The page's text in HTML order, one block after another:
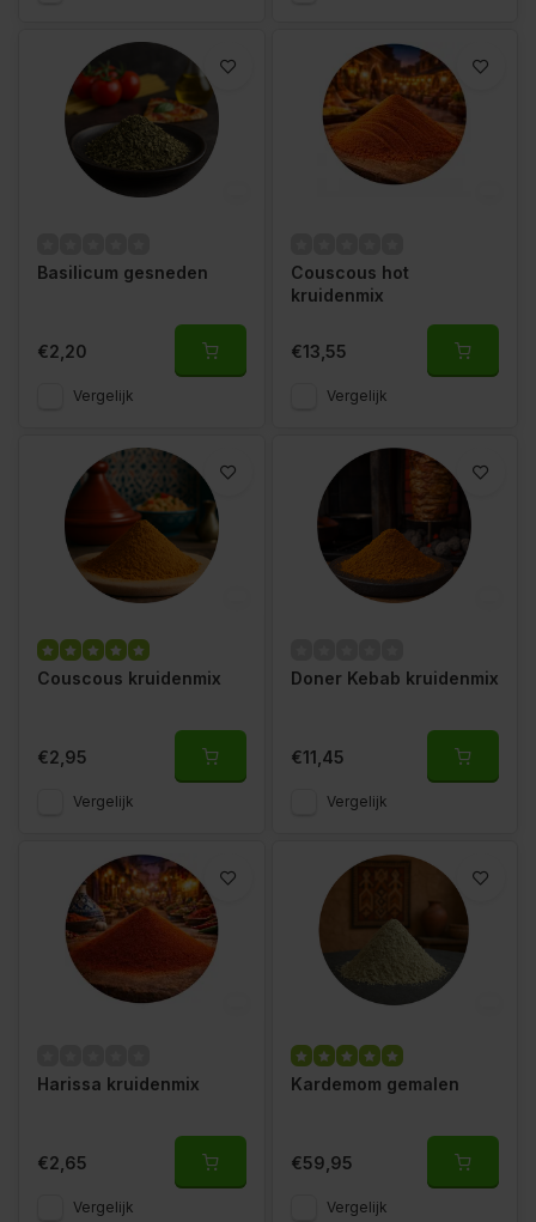
Basilicum gesneden
€2,20
Vergelijk
Couscous hot
kruidenmix
€13,55
Vergelijk
Couscous kruidenmix
€2,95
Vergelijk
Doner Kebab kruidenmix
€11,45
Vergelijk
Harissa kruidenmix
€2,65
Vergelijk
Kardemom gemalen
€59,95
Vergelijk